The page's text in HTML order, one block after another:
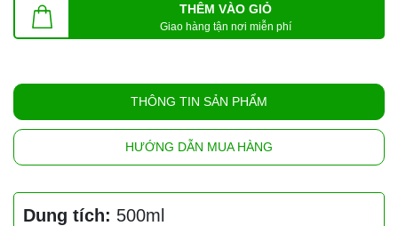
THÊM VÀO GIỎ
Giao hàng tận nơi miễn phí
THÔNG TIN SẢN PHẨM
HƯỚNG DẪN MUA HÀNG
Dung tích: 500ml